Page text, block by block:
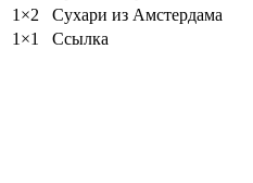
1×2
Сухари из Амстердама
1×1
Ссылка